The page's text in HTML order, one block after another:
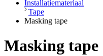
Installatiemateriaal
Tape
Masking tape
Masking tape